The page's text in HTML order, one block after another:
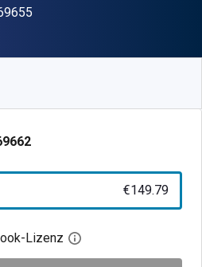
€149.79
Lizenz Digitalen